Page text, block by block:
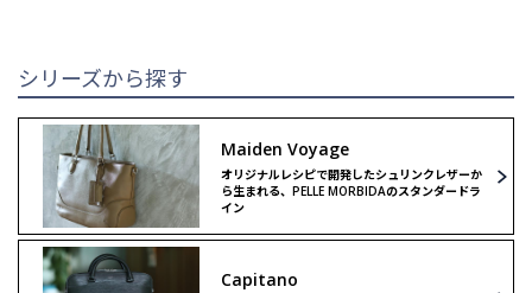
ウォレット
クラッチ＆
セカンドバッグ
バックパック
ウォレット
クラッチ＆
セカンドバッグ
シリーズから探す
Maiden Voyage
オリジナルレシピで開発したシュリンクレザーか
ら生まれる、PELLE MORBIDAのスタンダードラ
イン
Capitano